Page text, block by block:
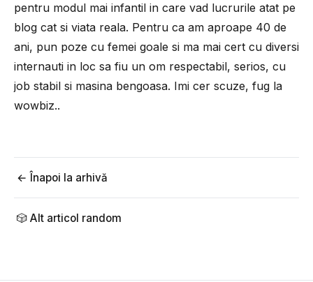
pentru modul mai infantil in care vad lucrurile atat pe
blog cat si viata reala. Pentru ca am aproape 40 de
ani, pun poze cu femei goale si ma mai cert cu diversi
internauti in loc sa fiu un om respectabil, serios, cu
job stabil si masina bengoasa. Imi cer scuze, fug la
wowbiz..
← Înapoi la arhivă
🎲 Alt articol random